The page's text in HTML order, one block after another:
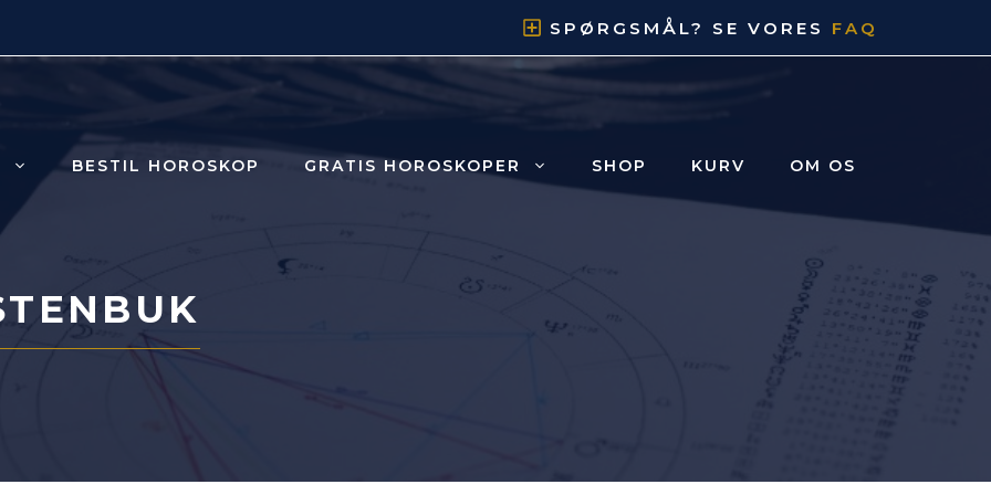
SPØRGSMÅL? SE VORES FAQ
BESTIL HOROSKOP GRATIS HOROSKOPER SHOP KURV OM OS